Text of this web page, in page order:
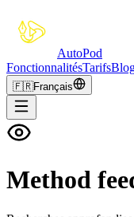
AutoPod
FonctionnalitésTarifs
🇫🇷Français
Method